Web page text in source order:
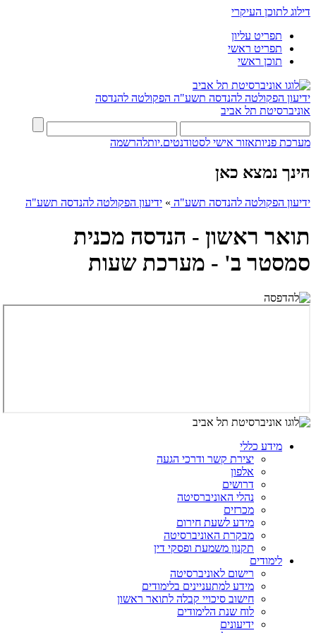
דילוג לתוכן העיקרי
תפריט עליון
תפריט ראשי
תוכן ראשי
ידיעון הפקולטה להנדסה תשע"ה הפקולטה להנדסה
אוניברסיטת תל אביב
מערכת פניותאזור אישי לסטודנטים.יותלהרשמה
הינך נמצא כאן
ידיעון הפקולטה להנדסה תשע"ה » ידיעון הפקולטה להנדסה תשע"ה
תואר ראשון - הנדסה מכנית
סמסטר ב' - מערכת שעות
מידע כללי
יצירת קשר ודרכי הגעה
אלפון
דרושים
נהלי האוניברסיטה
מכרזים
מידע לשעת חירום
מבקרת האוניברסיטה
תקנון משמעת ופסקי דין
לימודים
רישום לאוניברסיטה
מידע למתעניינים בלימודים
חישוב סיכויי קבלה לתואר ראשון
לוח שנת הלימודים
ידיעונים